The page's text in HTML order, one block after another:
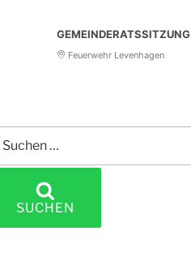
GEMEINDERATSSITZUNG
Feuerwehr Levenhagen
SUCHEN